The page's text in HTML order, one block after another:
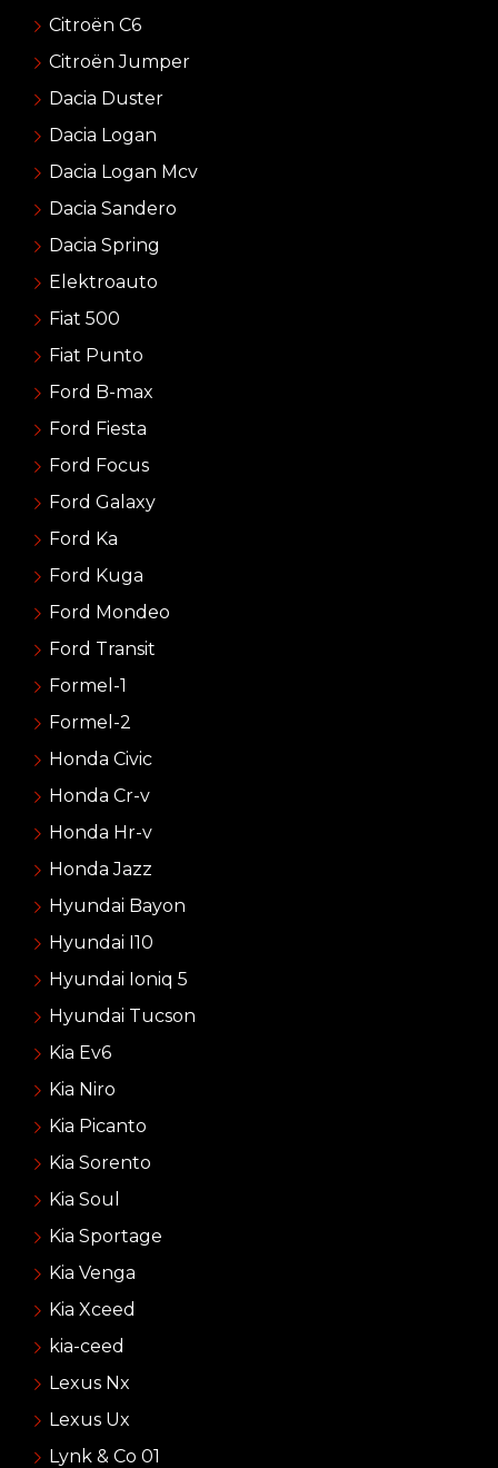
Citroën C6
Citroën Jumper
Dacia Duster
Dacia Logan
Dacia Logan Mcv
Dacia Sandero
Dacia Spring
Elektroauto
Fiat 500
Fiat Punto
Ford B-max
Ford Fiesta
Ford Focus
Ford Galaxy
Ford Ka
Ford Kuga
Ford Mondeo
Ford Transit
Formel-1
Formel-2
Honda Civic
Honda Cr-v
Honda Hr-v
Honda Jazz
Hyundai Bayon
Hyundai I10
Hyundai Ioniq 5
Hyundai Tucson
Kia Ev6
Kia Niro
Kia Picanto
Kia Sorento
Kia Soul
Kia Sportage
Kia Venga
Kia Xceed
kia-ceed
Lexus Nx
Lexus Ux
Lynk & Co 01